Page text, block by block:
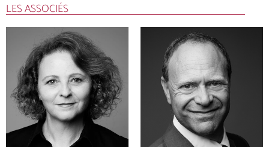
LES ASSOCIÉS